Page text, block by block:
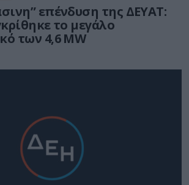
επένδυση της ΔΕΥΑΤ:
το μεγάλο
των 4,6 MW